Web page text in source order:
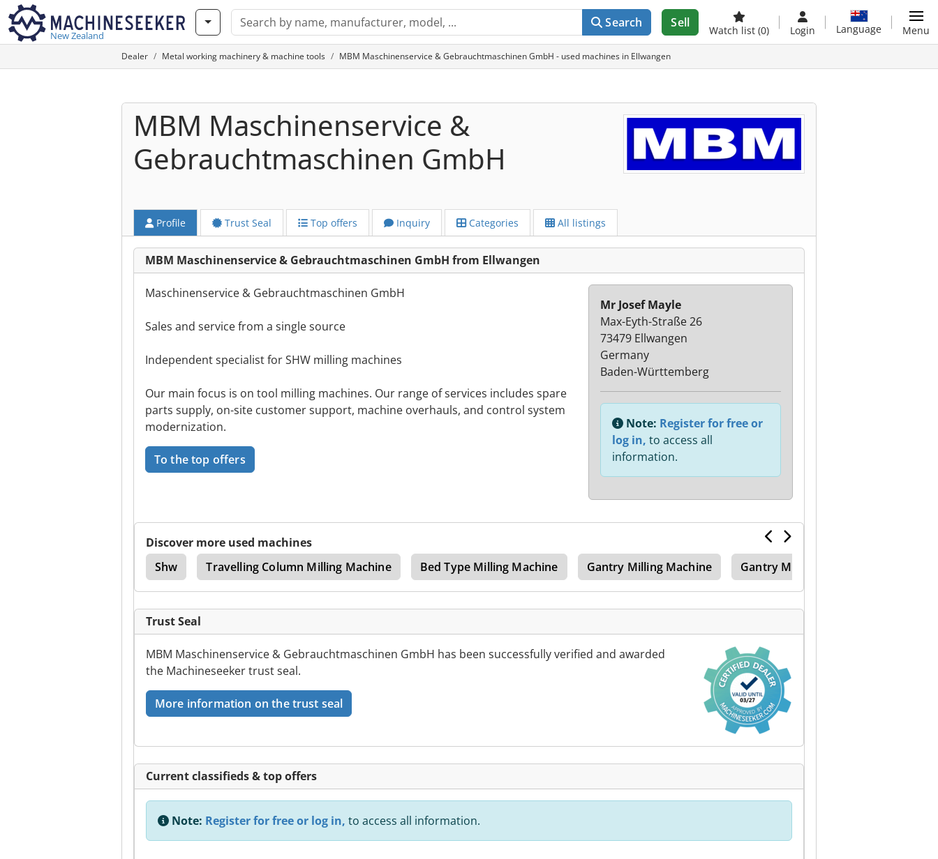
New Zealand
Search Sell
Watch list (0) Login Language Menu
Dealer Metal working machinery & machine tools MBM Maschinenservice & Gebrauchtmaschinen GmbH - used machines in Ellwangen
MBM Maschinenservice &
Gebrauchtmaschinen GmbH
Profile Trust Seal Top offers Inquiry Categories All listings
MBM Maschinenservice & Gebrauchtmaschinen GmbH from Ellwangen
Maschinenservice & Gebrauchtmaschinen GmbH
Sales and service from a single source
Independent specialist for SHW milling machines
Our main focus is on tool milling machines. Our range of services includes spare
parts supply, on-site customer support, machine overhauls, and control system
modernization.
To the top offers
Mr Josef Mayle
Max-Eyth-Straße 26
73479 Ellwangen
Germany
Baden-Württemberg
Note: Register for free or
log in, to access all
information.
Discover more used machines
Shw
Travelling Column Milling Machine Bed Type Milling Machine Gantry Milling Machine Gantry Mill
Trust Seal
MBM Maschinenservice & Gebrauchtmaschinen GmbH has been successfully verified and awarded
the Machineseeker trust seal.
More information on the trust seal
Current classifieds & top offers
Note: Register for free or log in, to access all information.